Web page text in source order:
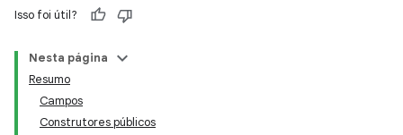
Isso foi útil?
Nesta página
Resumo
Campos
Construtores públicos